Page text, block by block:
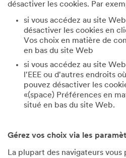
désactiver les cookies. Par
si vous accédez au site
désactiver les cookies en
Vos choix en matière de
en bas du site Web
si vous accédez au site
l'EEE ou d'autres endroits
pouvez désactiver les
«(space) Préférences en
situé en bas du site Web.
Gérez vos choix via les
La plupart des navigateurs